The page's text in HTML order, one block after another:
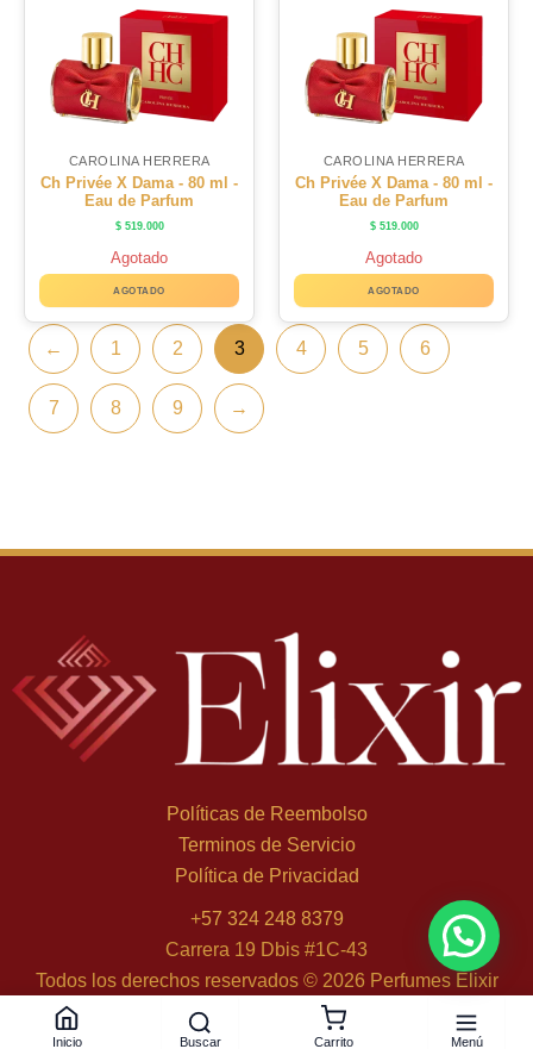
CAROLINA HERRERA
Ch Privée X Dama - 80 ml -
Eau de Parfum
$519.000
Agotado
AGOTADO
CAROLINA HERRERA
Ch Privée X Dama - 80 ml -
Eau de Parfum
$519.000
Agotado
AGOTADO
← 1 2 3 4 5 6
7 8 9 →
Políticas de Reembolso
Terminos de Servicio
Política de Privacidad
+57 324 248 8379
Carrera 19 Dbis #1C-43
Todos los derechos reservados © 2026 Perfumes Elixir
Inicio Buscar Carrito Menú